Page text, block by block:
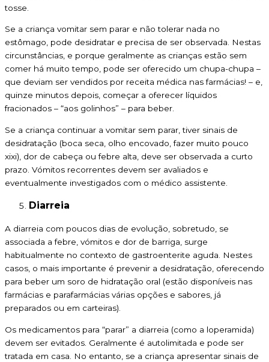
tosse.
Se a criança vomitar sem parar e não tolerar nada no
estômago, pode desidratar e precisa de ser observada. Nestas
circunstâncias, e porque geralmente as crianças estão sem
comer há muito tempo, pode ser oferecido um chupa-chupa –
que deviam ser vendidos por receita médica nas farmácias! – e,
quinze minutos depois, começar a oferecer líquidos
fracionados – “aos golinhos” – para beber.
Se a criança continuar a vomitar sem parar, tiver sinais de
desidratação (boca seca, olho encovado, fazer muito pouco
xixi), dor de cabeça ou febre alta, deve ser observada a curto
prazo. Vómitos recorrentes devem ser avaliados e
eventualmente investigados com o médico assistente.
Diarreia
A diarreia com poucos dias de evolução, sobretudo, se
associada a febre, vómitos e dor de barriga, surge
habitualmente no contexto de gastroenterite aguda. Nestes
casos, o mais importante é prevenir a desidratação, oferecendo
para beber um soro de hidratação oral (estão disponíveis nas
farmácias e parafarmácias várias opções e sabores, já
preparados ou em carteiras).
Os medicamentos para “parar” a diarreia (como a loperamida)
devem ser evitados. Geralmente é autolimitada e pode ser
tratada em casa. No entanto, se a criança apresentar sinais de